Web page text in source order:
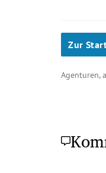
Zur